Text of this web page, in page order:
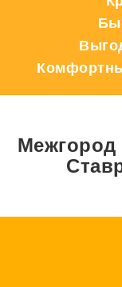
Межгород